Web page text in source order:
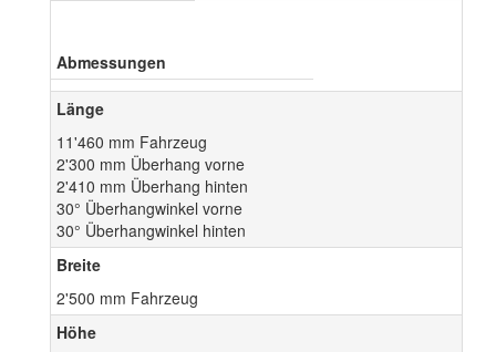
Abmessungen
Länge
11'460 mm Fahrzeug
2'300 mm Überhang vorne
2'410 mm Überhang hinten
30° Überhangwinkel vorne
30° Überhangwinkel hinten
Breite
2'500 mm Fahrzeug
Höhe